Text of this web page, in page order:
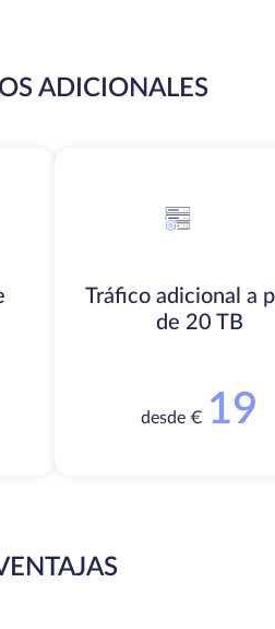
ADICIONALES
Tráfico adicional a
de 20 TB
desde € 19